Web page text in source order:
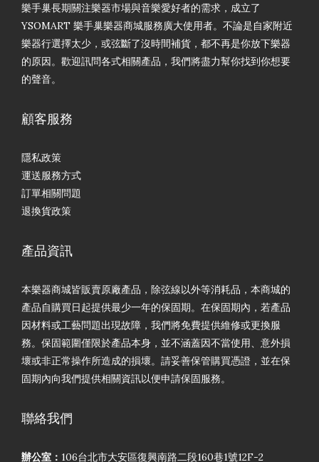
樂手巢長期關注樂器市場與音樂愛好者的需求，成立了
YSOMART 樂手巢樂器商城服務廣大使用者。不論是自家附近
樂器行選擇太少，或弦斷了沒時間補貨，都不再是你放下樂器
的原因。歡迎訊問各式相關產品，我們將盡力幫你找到你想要
的聲音。
顧客服務
隱私政策
運送服務方式
訂單相關問題
退換貨政策
產品資訊
本樂器商城皆販賣原廠產品，除弦線以外等消耗品，本商城的
產品自購買日起提供最少一年的保固期。在保固期內，若產品
因材料或工藝問題出現故障，我們將免費提供維修或更換服
務。保固範圍僅限於產品本身，並不涵蓋因不當使用、意外損
壞或非正常操作所造成的損壞。請妥善保管購買憑證，並在保
固期內向我們提供相關資訊以便申請保固服務。
聯絡我們
辦公室： 106台北市大安區復興南路二段160巷1號12F-2